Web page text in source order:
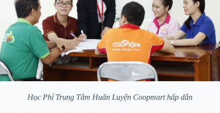
Học Phí Trung Tâm Huấn Luyện Coopmart hấp dẫn